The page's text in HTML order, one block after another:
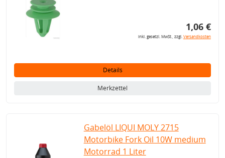
1,06 €
inkl. gesetzl. MwSt., zzgl.Versandkosten
Details
Merkzettel
Gabelöl LIQUI MOLY 2715
Motorbike Fork Oil 10W medium
Motorrad 1 Liter